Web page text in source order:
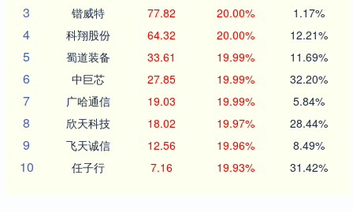
3 锴威特 77.82 20.00% 1.17%
4 科翔股份 64.32 20.00% 12.21%
5 蜀道装备 33.61 19.99% 11.69%
6 中巨芯 27.85 19.99% 32.20%
7 广哈通信 19.03 19.99% 5.84%
8 欣天科技 18.02 19.97% 28.44%
9 飞天诚信 12.56 19.96% 8.49%
10 任子行 7.16 19.93% 31.42%